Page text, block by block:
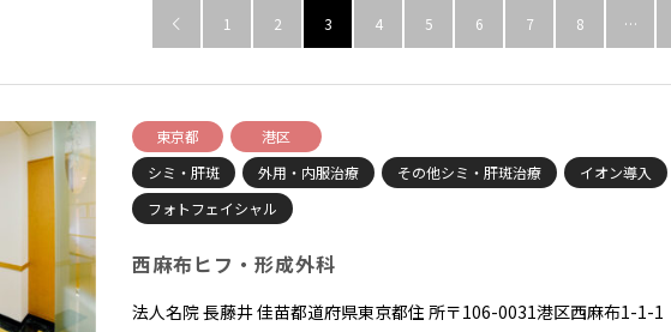
 1 2 3 4 5 6 7 8 …
東京都
港区
シミ・肝斑
外用・内服治療 その他シミ・肝斑治療
イオン導入
フォトフェイシャル
西麻布ヒフ・形成外科
法人名院 長藤井 佳苗都道府県東京都住 所〒106-0031港区西麻布1-1-1